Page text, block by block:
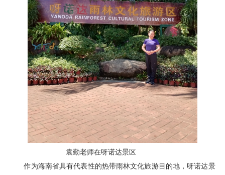
袁勤老师在呀诺达景区
作为海南省具有代表性的热带雨林文化旅游目的地，呀诺达景